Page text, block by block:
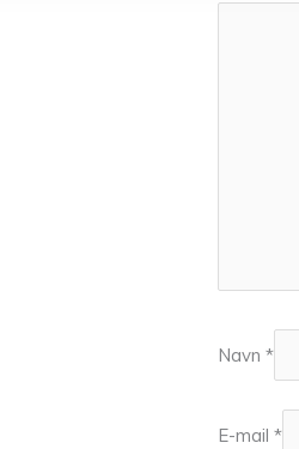
Navn *
E-mail *